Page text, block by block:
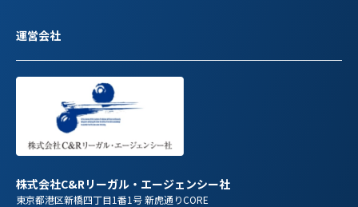
運営会社
株式会社C&Rリーガル・エージェンシー社
東京都港区新橋四丁目1番1号 新虎通りCORE